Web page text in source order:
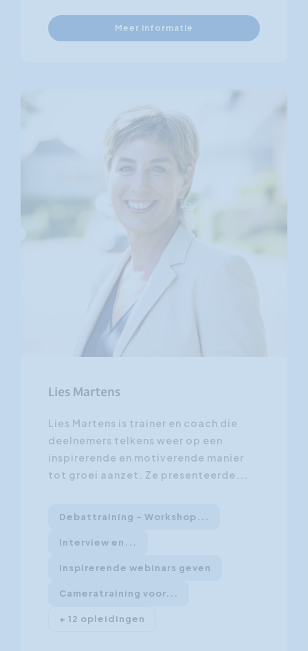
Meer informatie
Lies Martens
Lies Martens is trainer en coach die
deelnemers telkens weer op een
inspirerende en motiverende manier
tot groei aanzet. Ze presenteerde...
Debattraining - Workshop...
Interview en...
Inspirerende webinars geven
Cameratraining voor...
+ 12 opleidingen